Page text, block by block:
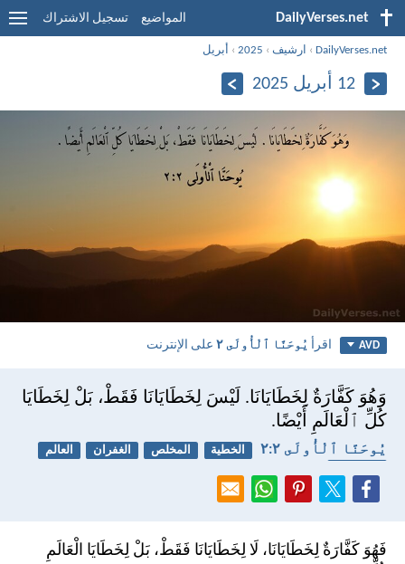
DailyVerses.net المواضيع تسجيل الاشتراك
DailyVerses.net
› ارشيف ›
2025
› أبريل
12 أبريل 2025
AVD اقرأ يُوحَنَّا ٱلْأُولَى ٢ على الإنترنت
وَهُوَ كَفَّارَةٌ لِخَطَايَانَا. لَيْسَ لِخَطَايَانَا فَقَطْ، بَلْ لِخَطَايَا
كُلِّ ٱلْعَالَمِ أَيْضًا.
يُوحَنَّا ٱلْأُولَى ٢:‏٢ الخطية المخلص الغفران
العالم
فَهُوَ كَفَّارَةٌ لِخَطَايَانَا، لَا لِخَطَايَانَا فَقَطْ، بَلْ لِخَطَايَا الْعَالَمِ